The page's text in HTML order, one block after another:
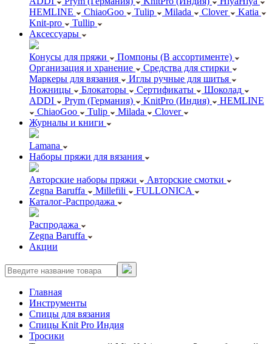
HEMLINE
ChiaoGoo Tulip Milada Clover
Katia
Knit-pro
Tullip
Аксессуары
Конусы для пряжи
Помпоны (В ассортименте)
Организация и хранение
Средства для стирки
Маркеры для вязания
Иглы ручные для шитья
Ножницы
Блокаторы Сертификаты
Шоколад
ADDI
Prym (Германия) KnitPro (Индия)
HEMLINE
ChiaoGoo
Tulip Milada
Clover
Журналы и книги
Lamana
Наборы пряжи для вязания
Авторские наборы пряжи
Авторские смотки
Zegna Baruffa
Millefili
FULLONICA
Каталог-Распродажа
Распродажа
Zegna Baruffa
Акции
Главная
Инструменты
Спицы для вязания
Спицы Knit Pro Индия
Тросики